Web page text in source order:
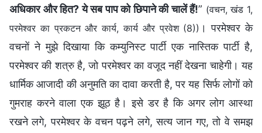
अधिकार और हित? ये सब पाप को छिपाने की चालें हैं!” (वचन, खंड 1,
परमेश्वर का प्रकटन और कार्य, कार्य और प्रवेश (8)) । परमेश्वर के
वचनों ने मुझे दिखाया कि कम्युनिस्ट पार्टी एक नास्तिक पार्टी है,
परमेश्वर की शत्रु है, जो परमेश्वर का वजूद नहीं देखना चाहेगी। यह
धार्मिक आजादी की अनुमति का दावा करती है, पर यह सिर्फ लोगों को
गुमराह करने वाला एक झूठ है। इसे डर है कि अगर लोग आस्था
रखने लगे, परमेश्वर के वचन पढ़ने लगे, सत्य जान गए, तो वे समझ